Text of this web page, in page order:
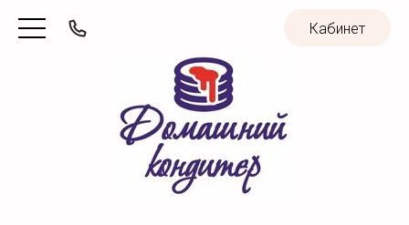
Кабинет